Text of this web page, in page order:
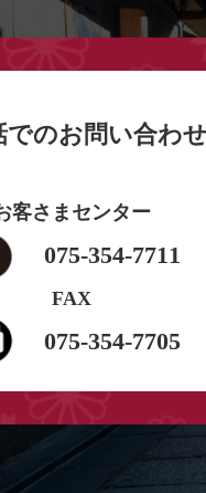
でのお問い合わせ
客さまセンター
075-354-7711
FAX
075-354-7705